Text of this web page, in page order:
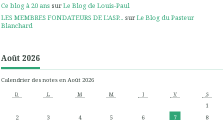
Ce blog à 20 ans surLe Blog de Louis-Paul
LES MEMBRES FONDATEURS DE L'ASP... surLe Blog du Pasteur
Blanchard
Août 2026
Calendrier des notes en Août 2026
D L M M J V S
1
2
3 4 5 6 7
8